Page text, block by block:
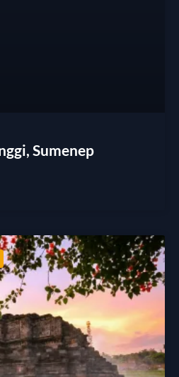
Sumenep